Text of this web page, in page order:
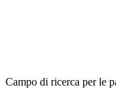
Campo di ricerca per le